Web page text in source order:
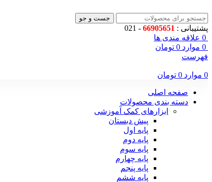
جست و جو
پشتیبانی : 66905651
- 021
0 علاقه مندی ها
0 موارد 0 تومان
فهرست
0 موارد 0 تومان
صفحه اصلی
دسته بندی محصولات
ابزارهای کمک آموزشی
پیش دبستان
پایه اول
پایه دوم
پایه سوم
پایه چهارم
پايه پنجم
پایه ششم